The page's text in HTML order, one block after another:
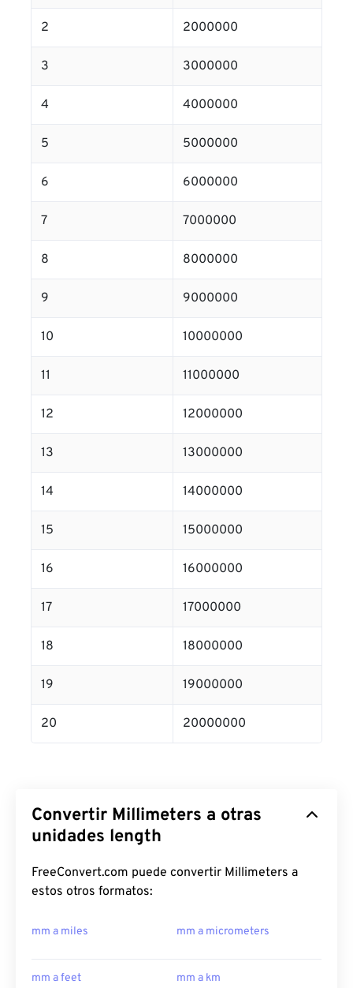
2 2000000
3 3000000
4 4000000
5 5000000
6 6000000
7 7000000
8 8000000
9 9000000
10 10000000
11 11000000
12 12000000
13 13000000
14 14000000
15 15000000
16 16000000
17 17000000
18 18000000
19 19000000
20 20000000
Convertir Millimeters a otras
unidades length
FreeConvert.com puede convertir Millimeters a
estos otros formatos:
mm a miles mm a micrometers
mm a feet mm a km